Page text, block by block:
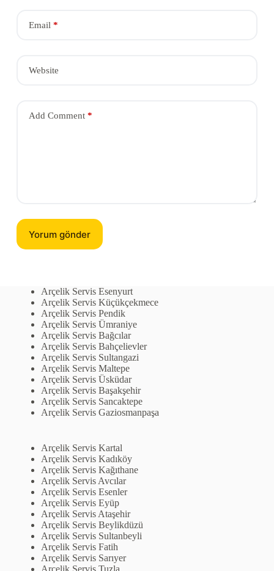
Email *
Website
Add Comment*
Yorum gönder
Arçelik Servis Esenyurt
Arçelik Servis Küçükçekmece
Arçelik Servis Pendik
Arçelik Servis Ümraniye
Arçelik Servis Bağcılar
Arçelik Servis Bahçelievler
Arçelik Servis Sultangazi
Arçelik Servis Maltepe
Arçelik Servis Üsküdar
Arçelik Servis Başakşehir
Arçelik Servis Sancaktepe
Arçelik Servis Gaziosmanpaşa
Arçelik Servis Kartal
Arçelik Servis Kadıköy
Arçelik Servis Kağıthane
Arçelik Servis Avcılar
Arçelik Servis Esenler
Arçelik Servis Eyüp
Arçelik Servis Ataşehir
Arçelik Servis Beylikdüzü
Arçelik Servis Sultanbeyli
Arçelik Servis Fatih
Arçelik Servis Sarıyer
Arçelik Servis Tuzla